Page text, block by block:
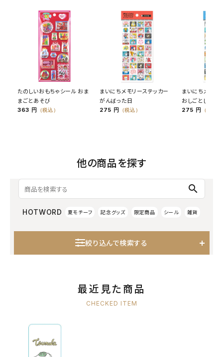
たのしいおもちゃシール おま
まごとあそび
363 円 （税込）
まいにちメモリーステッカー
がんばった日
275 円 （税込）
まいにちメモリ
おしごとした日
275 円 （税込）
他の商品を探す
search
HOTWORD 夏モチーフ 記念グッズ 限定商品 シール 雑貨
絞り込んで検索する
最近見た商品
CHECKED ITEM